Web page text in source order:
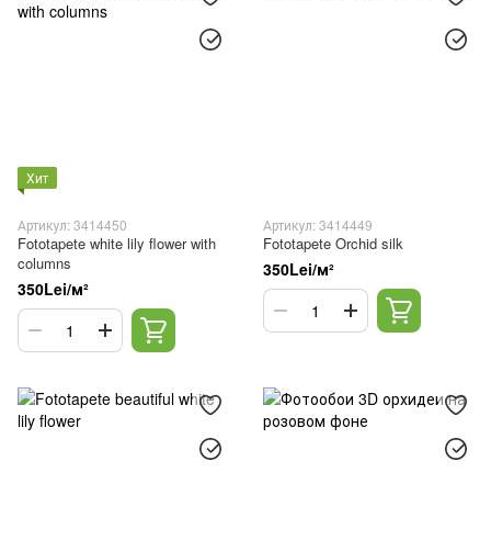
Хит
Артикул: 3414450
Fototapete white lily flower with
columns
350Lei/м²
Артикул: 3414449
Fototapete Orchid silk
350Lei/м²